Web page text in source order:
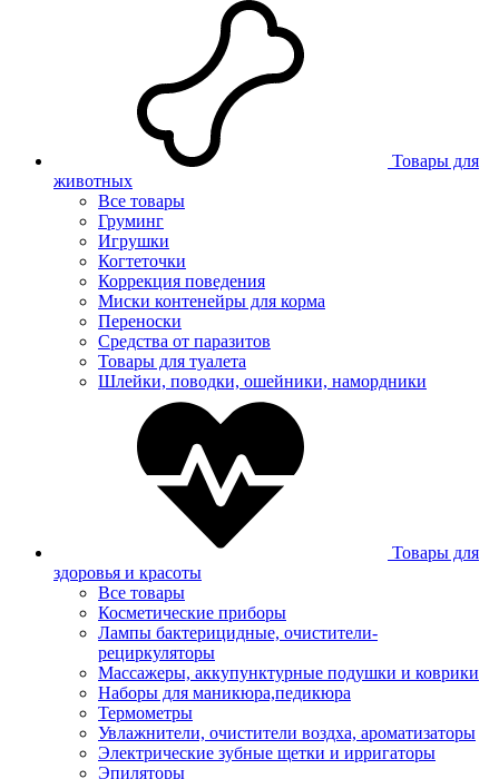
Товары для
животных
Все товары
Груминг
Игрушки
Когтеточки
Коррекция поведения
Миски контенейры для корма
Переноски
Средства от паразитов
Товары для туалета
Шлейки, поводки, ошейники, намордники
Товары для
здоровья и красоты
Все товары
Косметические приборы
Лампы бактерицидные, очистители-
рециркуляторы
Массажеры, аккупунктурные подушки и коврики
Наборы для маникюра,педикюра
Термометры
Увлажнители, очистители воздха, ароматизаторы
Электрические зубные щетки и ирригаторы
Эпиляторы